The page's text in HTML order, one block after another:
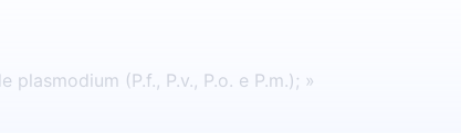
(P.f., P.v., P.o. e P.m.); »